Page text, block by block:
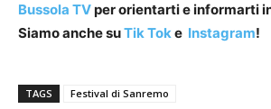
Bussola TVper orientarti e informarti
Siamo anche suTik Toke Instagram!
TAGS Festival di Sanremo